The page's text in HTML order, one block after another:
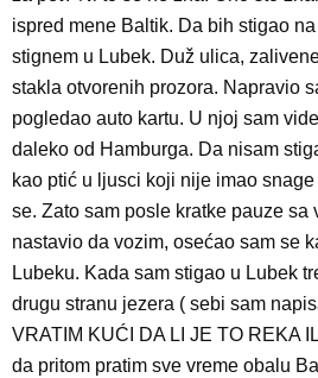
ispred mene Baltik. Da bih stigao
stignem u Lubek. Duž ulica,
stakla otvorenih prozora. Napravio
pogledao auto kartu. U njoj sam
daleko od Hamburga. Da nisam
kao ptić u ljusci koji nije imao
se. Zato sam posle kratke pauze sa
nastavio da vozim, osećao sam se
Lubeku. Kada sam stigao u Lubek
drugu stranu jezera ( sebi sam
VRATIM KUĆI DA LI JE TO REKA
da pritom pratim sve vreme obalu